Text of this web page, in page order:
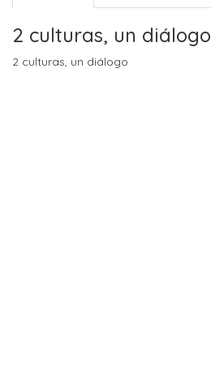
2 culturas, un diálogo
2 culturas, un diálogo